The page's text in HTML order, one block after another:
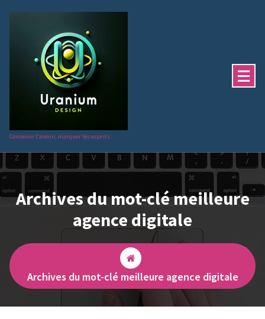
Concevoir l'avenir, marquer les esprits.
Archives du mot-clé meilleure
agence digitale
Archives du mot-clé meilleure agence digitale